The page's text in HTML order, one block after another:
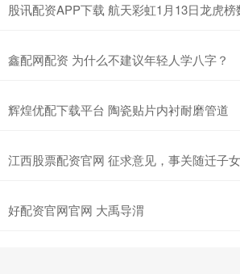
股讯配资APP下载 航天彩虹1月13日龙虎榜
鑫配网配资 为什么不建议年轻人学八字？
辉煌优配下载平台 陶瓷贴片内衬耐磨管道
江西股票配资官网 征求意见，事关随迁子
好配资官网官网 大禹导渭